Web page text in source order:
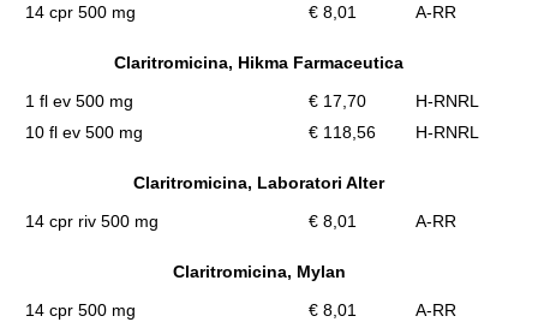
14 cpr 500 mg
€ 8,01 A-RR
Claritromicina, Hikma Farmaceutica
1 fl ev 500 mg
€ 17,70
H-RNRL
10 fl ev 500 mg
€ 118,56 H-RNRL
Claritromicina, Laboratori Alter
14 cpr riv 500 mg
€ 8,01 A-RR
Claritromicina, Mylan
14 cpr 500 mg
€ 8,01 A-RR